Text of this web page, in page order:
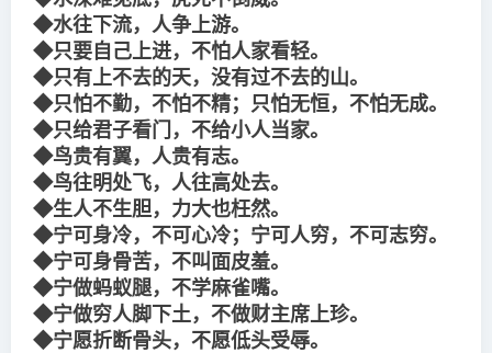
◆水往下流，人争上游。
◆只要自己上进，不怕人家看轻。
◆只有上不去的天，没有过不去的山。
◆只怕不勤，不怕不精；只怕无恒，不怕无成。
◆只给君子看门，不给小人当家。
◆鸟贵有翼，人贵有志。
◆鸟往明处飞，人往高处去。
◆生人不生胆，力大也枉然。
◆宁可身冷，不可心冷；宁可人穷，不可志穷。
◆宁可身骨苦，不叫面皮羞。
◆宁做蚂蚁腿，不学麻雀嘴。
◆宁做穷人脚下土，不做财主席上珍。
◆宁愿折断骨头，不愿低头受辱。